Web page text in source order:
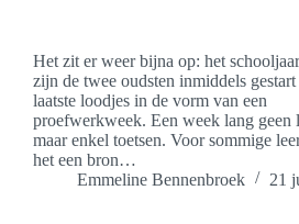
Het zit er weer bijna op: het
zijn de twee oudsten inmiddels gestart
laatste loodjes in de vorm van een
proefwerkweek. Een week lang geen
maar enkel toetsen. Voor sommige
het een bron…
Emmeline Bennenbroek
21